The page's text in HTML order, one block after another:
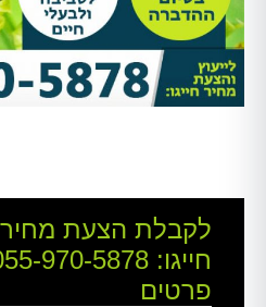
לקבלת הצעת מחיר
חייגו: 970-5878
פרטים